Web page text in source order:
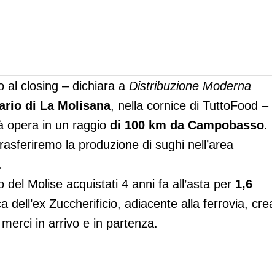
al closing – dichiara a Distribuzione Moderna
di La Molisana, nella cornice di TuttoFood –
opera in un raggio di 100 km da Campobasso.
la produzione di sughi nell’area
del Molise acquistati 4 anni fa all’asta per 1,6
dell’ex Zuccherificio, adiacente alla ferrovia,
in arrivo e in partenza.